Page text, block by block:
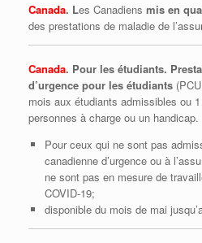
Canada. Les Canadiens mis en
des prestations de maladie de
Canada. Pour les étudiants.
d’urgence pour les étudiants
mois aux étudiants admissibles ou
personnes à charge ou un handicap.
Pour ceux qui ne sont pas
canadienne d’urgence ou à
ne sont pas en mesure de
COVID‑19;
disponible du mois de mai